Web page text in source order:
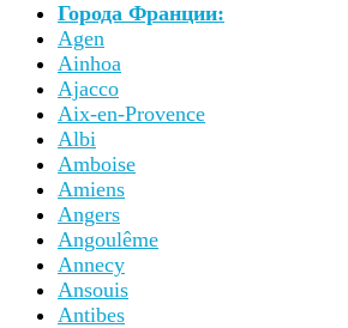
Города Франции:
Agen
Ainhoa
Ajacco
Aix-en-Provence
Albi
Amboise
Amiens
Angers
Angoulême
Annecy
Ansouis
Antibes